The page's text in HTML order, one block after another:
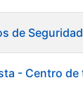
de Seguridad